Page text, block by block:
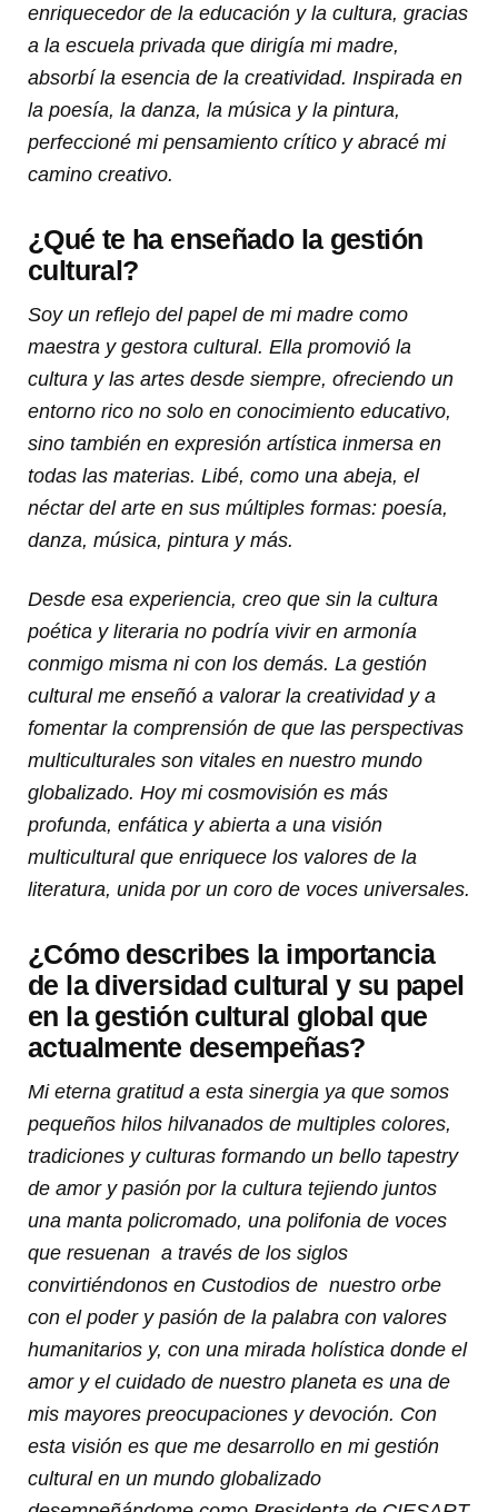
enriquecedor de la educación y la cultura, gracias
a la escuela privada que dirigía mi madre,
absorbí la esencia de la creatividad. Inspirada en
la poesía, la danza, la música y la pintura,
perfeccioné mi pensamiento crítico y abracé mi
camino creativo.
¿Qué te ha enseñado la gestión
cultural?
Soy un reflejo del papel de mi madre como
maestra y gestora cultural. Ella promovió la
cultura y las artes desde siempre, ofreciendo un
entorno rico no solo en conocimiento educativo,
sino también en expresión artística inmersa en
todas las materias. Libé, como una abeja, el
néctar del arte en sus múltiples formas: poesía,
danza, música, pintura y más.
Desde esa experiencia, creo que sin la cultura
poética y literaria no podría vivir en armonía
conmigo misma ni con los demás. La gestión
cultural me enseñó a valorar la creatividad y a
fomentar la comprensión de que las perspectivas
multiculturales son vitales en nuestro mundo
globalizado. Hoy mi cosmovisión es más
profunda, enfática y abierta a una visión
multicultural que enriquece los valores de la
literatura, unida por un coro de voces universales.
¿Cómo describes la importancia
de la diversidad cultural y su papel
en la gestión cultural global que
actualmente desempeñas?
Mi eterna gratitud a esta sinergia ya que somos
pequeños hilos hilvanados de multiples colores,
tradiciones y culturas formando un bello tapestry
de amor y pasión por la cultura tejiendo juntos
una manta policromado, una polifonia de voces
que resuenan a través de los siglos
convirtiéndonos en Custodios de nuestro orbe
con el poder y pasión de la palabra con valores
humanitarios y, con una mirada holística donde el
amor y el cuidado de nuestro planeta es una de
mis mayores preocupaciones y devoción. Con
esta visión es que me desarrollo en mi gestión
cultural en un mundo globalizado